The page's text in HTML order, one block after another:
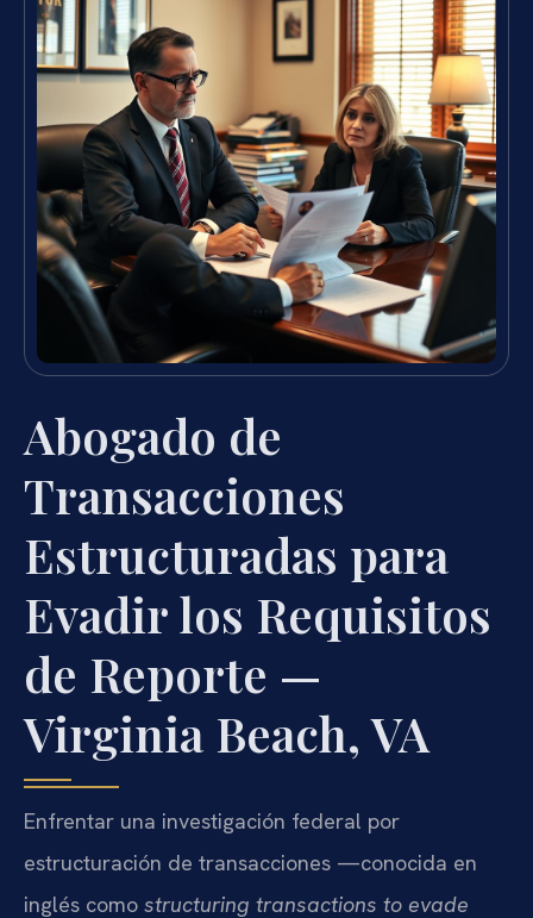
Abogado de
Transacciones
Estructuradas para
Evadir los Requisitos
de Reporte —
Virginia Beach, VA
Enfrentar una investigación federal por
estructuración de transacciones —conocida en
inglés como structuring transactions to evade